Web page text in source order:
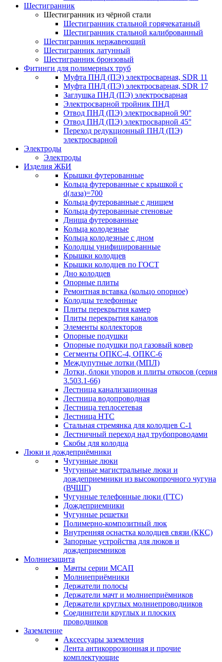
Шестигранник
Шестигранник из чёрной стали
Шестигранник стальной горячекатаный
Шестигранник стальной калиброванный
Шестигранник нержавеющий
Шестигранник латунный
Шестигранник бронзовый
Фитинги для полимерных труб
Муфта ПНД (ПЭ) электросварная, SDR 11
Муфта ПНД (ПЭ) электросварная, SDR 17
Заглушка ПНД (ПЭ) электросварная
Электросварной тройник ПНД
Отвод ПНД (ПЭ) электросварной 90°
Отвод ПНД (ПЭ) электросварной 45°
Переход редукционный ПНД (ПЭ)
электросварной
Электроды
Электроды
Изделия ЖБИ
Крышки футерованные
Кольца футерованные с крышкой с
d(лаза)=700
Кольца футерованные с днищем
Кольца футерованные стеновые
Днища футерованные
Кольца колодезные
Кольца колодезные с дном
Колодцы унифицированные
Крышки колодцев
Крышки колодцев по ГОСТ
Дно колодцев
Опорные плиты
Ремонтная вставка (кольцо опорное)
Колодцы телефонные
Плиты перекрытия камер
Плиты перекрытия каналов
Элементы коллекторов
Опорные подушки
Опорные подушки под газовый ковер
Сегменты ОПКС-4, ОПКС-6
Междупутные лотки (МПЛ)
Лотки, блоки упоров и плиты откосов (серия
3.503.1-66)
Лестница канализационная
Лестница водопроводная
Лестница теплосетевая
Лестница НТС
Стальная стремянка для колодцев С-1
Лестничный переход над трубопроводами
Скобы для колодца
Люки и дождеприёмники
Чугунные люки
Чугунные магистральные люки и
дождеприемники из высокопрочного чугуна
(ВЧШГ)
Чугунные телефонные люки (ГТС)
Дождеприемники
Чугунные решетки
Полимерно-композитный люк
Внутренняя оснастка колодцев связи (ККС)
Запорные устройства для люков и
дождеприемников
Молниезащита
Мачты серии МСАП
Молниеприёмники
Держатели полосы
Держатели мачт и молниеприёмников
Держатели круглых молниепроводников
Cоединители круглых и плоских
проводников
Заземление
Аксессуары заземления
Лента антикоррозионная и прочие
комплектующие